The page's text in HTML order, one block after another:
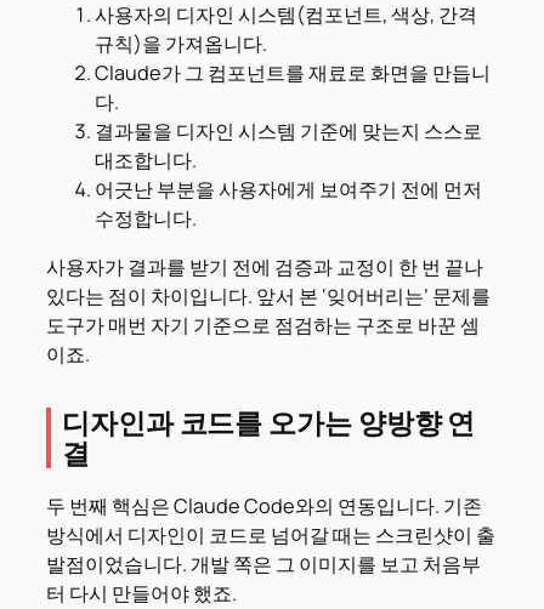
사용자의 디자인 시스템(컴포넌트, 색상, 간격
규칙)을 가져옵니다.
Claude가 그 컴포넌트를 재료로 화면을 만듭니
다.
결과물을 디자인 시스템 기준에 맞는지 스스로
대조합니다.
어긋난 부분을 사용자에게 보여주기 전에 먼저
수정합니다.
사용자가 결과를 받기 전에 검증과 교정이 한 번 끝나
있다는 점이 차이입니다. 앞서 본 ‘잊어버리는’ 문제를
도구가 매번 자기 기준으로 점검하는 구조로 바꾼 셈
이죠.
디자인과 코드를 오가는 양방향 연
결
두 번째 핵심은 Claude Code와의 연동입니다. 기존
방식에서 디자인이 코드로 넘어갈 때는 스크린샷이 출
발점이었습니다. 개발 쪽은 그 이미지를 보고 처음부
터 다시 만들어야 했죠.